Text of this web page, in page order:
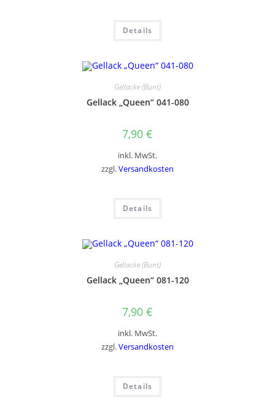
Details
Gellacke (Bunt)
Gellack „Queen“ 041-080
7,90 €
inkl. MwSt.
zzgl.Versandkosten
Details
Gellacke (Bunt)
Gellack „Queen“ 081-120
7,90 €
inkl. MwSt.
zzgl.Versandkosten
Details